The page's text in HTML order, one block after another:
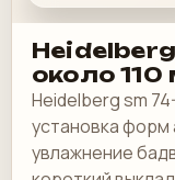
около 110
Heidelberg sm
установка форм
увлажнение